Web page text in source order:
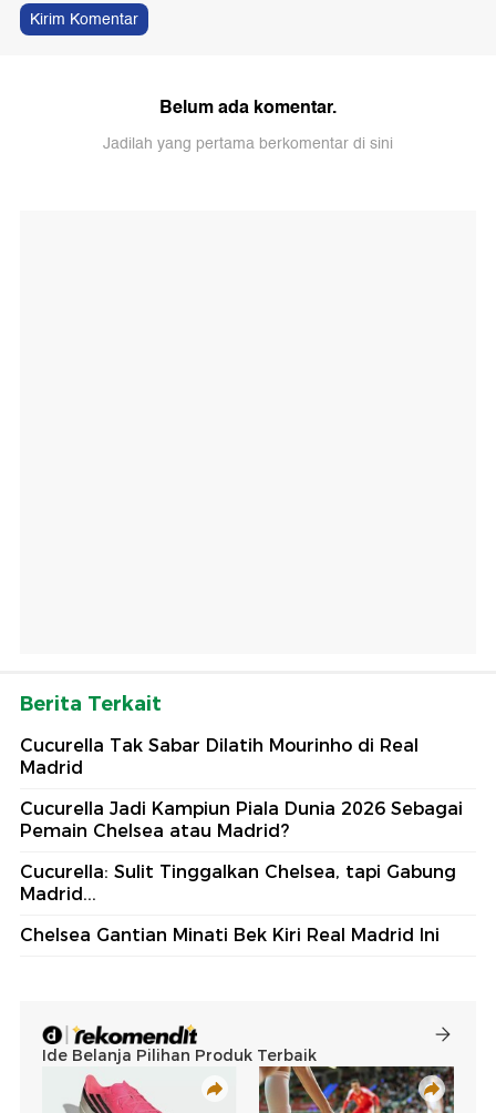
Kirim Komentar
Belum ada komentar.
Jadilah yang pertama berkomentar di sini
Berita Terkait
Cucurella Tak Sabar Dilatih Mourinho di Real
Madrid
Cucurella Jadi Kampiun Piala Dunia 2026 Sebagai
Pemain Chelsea atau Madrid?
Cucurella: Sulit Tinggalkan Chelsea, tapi Gabung
Madrid...
Chelsea Gantian Minati Bek Kiri Real Madrid Ini